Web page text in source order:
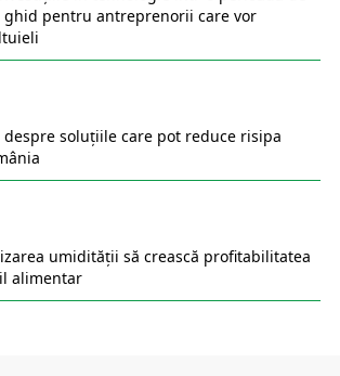
în tehnologie într-o perioadă de